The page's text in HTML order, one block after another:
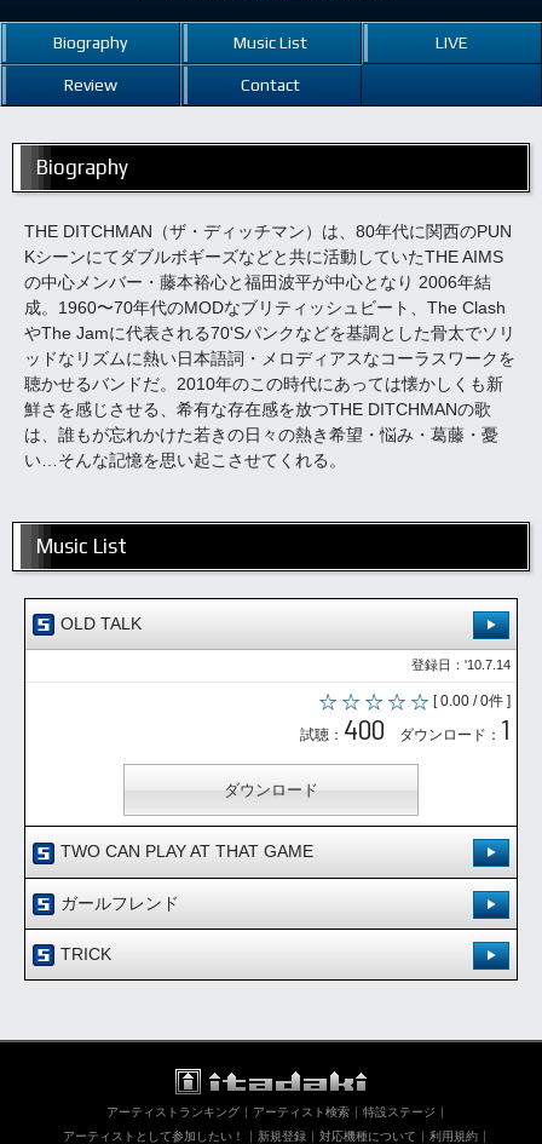
Biography Music List LIVE
Review Contact
Biography
THE DITCHMAN（ザ・ディッチマン）は、80年代に関西のPUN
Kシーンにてダブルボギーズなどと共に活動していたTHE AIMS
の中心メンバー・藤本裕心と福田波平が中心となり 2006年結
成。1960〜70年代のMODなブリティッシュビート、The Clash
やThe Jamに代表される70'Sパンクなどを基調とした骨太でソリ
ッドなリズムに熱い日本語詞・メロディアスなコーラスワークを
聴かせるバンドだ。2010年のこの時代にあっては懐かしくも新
鮮さを感じさせる、希有な存在感を放つTHE DITCHMANの歌
は、誰もが忘れかけた若きの日々の熱き希望・悩み・葛藤・憂
い…そんな記憶を思い起こさせてくれる。
Music List
OLD TALK
登録日：'10.7.14
[ 0.00 / 0件 ]
試聴： 400 ダウンロード： 1
ダウンロード
TWO CAN PLAY AT THAT GAME
登録日：'10.9.13
[ 0.00 / 0件 ]
ダウンロード：0
ガールフレンド
登録日：'10.9.15
[ 0.00 / 0件 ]
ダウンロード
TRICK
ダウンロード
アーティストランキング アーティスト検索
特設ステージ
アーティストとして参加したい！
新規登録 対応機種について 利用規約